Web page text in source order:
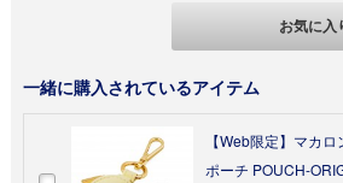
お気に入
一緒に購入されているアイテム
【Web限定】マカ
ポーチ POUCH-